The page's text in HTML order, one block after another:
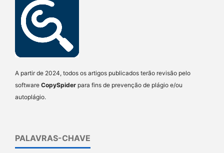
A partir de 2024, todos os artigos publicados terão revisão pelo
software CopySpider para fins de prevenção de plágio e/ou
autoplágio.
PALAVRAS-CHAVE